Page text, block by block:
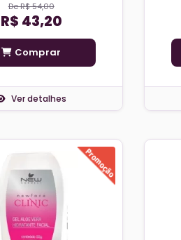
De R$ 54,00
R$ 43,20
Comprar
Ver detalhes